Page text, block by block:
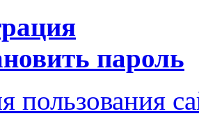
пароль
пользования